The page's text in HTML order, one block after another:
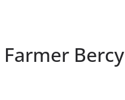
Bercy